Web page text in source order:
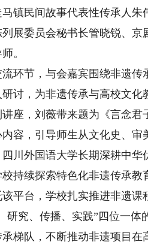
马镇民间故事代表性传承人
展委员会秘书长管晓锐、
。
节，与会嘉宾围绕非遗传
讨，为非遗传承与高校文
讲座，刘薇带来题为《言念
容，引导师生从文化史、审
外国语大学长期深耕中华
持续探索特色化非遗传承
平台，学校扎实推进非遗
研究、传播、实践”四位一
梯队，不断推动非遗项目在